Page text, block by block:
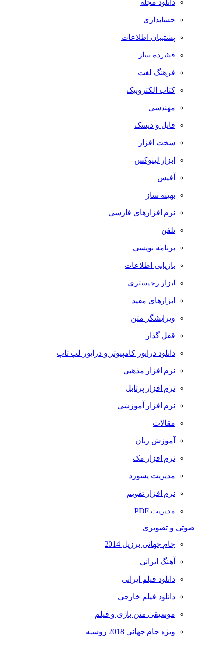
دانلود مجله
حسابداری
پشتیبان اطلاعات
فشرده ساز
فرهنگ لغت
کتاب الکترونیک
مهندسی
فایل و دیسک
سخت افزار
ابزار لینوکس
آفیس
بهینه ساز
نرم افزارهای فارسی
تلفن
برنامه نویسی
بازیابی اطلاعات
ابزار رجیستری
ابزارهای مفید
ویرایشگر متن
قفل گذار
دانلود درایور کامپیوتر و درایور لپ تاپ
نرم افزار مذهبی
نرم افزار پرتابل
نرم افزار آموزشی
مقالات
آموزش زبان
نرم افزار مک
مدیریت پسورد
نرم افزار تقویم
مدیریت PDF
صوتی و تصویری
جام جهانی برزیل 2014
آهنگ ایرانی
دانلود فیلم ایرانی
دانلود فیلم خارجی
موسیقی متن بازی و فیلم
ویژه جام جهانی 2018 روسیه